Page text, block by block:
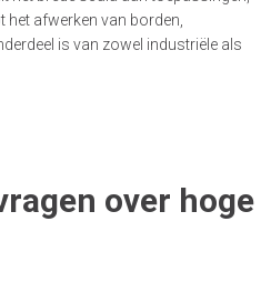
afwerken van borden,
is van zowel industriële als
over hoge